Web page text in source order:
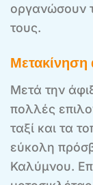
οργανώσουν
τους.
Μετακίνηση
Μετά την
πολλές
ταξί και τα
εύκολη
Καλύμνου.